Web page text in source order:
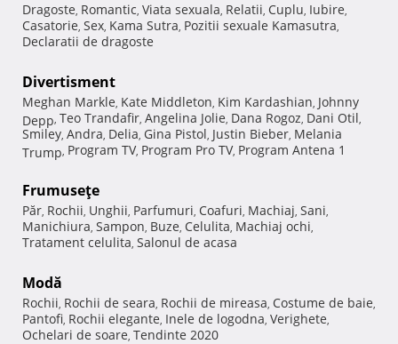
Dragoste, Romantic, Viata sexuala, Relatii, Cuplu, Iubire,
Casatorie, Sex, Kama Sutra, Pozitii sexuale Kamasutra,
Declaratii de dragoste
Divertisment
Meghan Markle, Kate Middleton, Kim Kardashian, Johnny
Depp, Teo Trandafir, Angelina Jolie, Dana Rogoz, Dani Otil,
Smiley, Andra, Delia, Gina Pistol, Justin Bieber, Melania
Trump, Program TV, Program Pro TV, Program Antena 1
Frumuseţe
Păr, Rochii, Unghii, Parfumuri, Coafuri, Machiaj, Sani,
Manichiura, Sampon, Buze, Celulita, Machiaj ochi,
Tratament celulita, Salonul de acasa
Modă
Rochii, Rochii de seara, Rochii de mireasa, Costume de baie,
Pantofi, Rochii elegante, Inele de logodna, Verighete,
Ochelari de soare, Tendinte 2020